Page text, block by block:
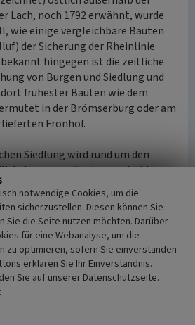
Lach, noch 1792 erwähnt, wurde
wie einige vergleichbare Bauten
der Sicherung der Rheinlinie
hingegen ist die zeitliche
von Burgen und Siedlung und
frühester Bauten wie dem
in der Brömserburg oder am
Fronhof.
Siedlung wird rund um den
davon um die etwas erhöht
Wehrkirche)
Ortsbebauung grenzte an die
(Kleine Grabenstraße) umwehrte
Wann die Siedlung mit einer
wurde, ist nicht bekannt. Jedoch
stark ausgedehnt zu
und der westlich davon
bestand ein über lange Zeiträume
Niederburg mit ihrem sehr
notwendige Cookies, um die
sicherzustellen. Diesen können Sie
Sie die Seite nutzen möchten. Darüber
für eine Webanalyse, um die
zu optimieren, sofern Sie einverstanden
erklären Sie Ihr Einverständnis.
Sie auf unserer Datenschutzseite.